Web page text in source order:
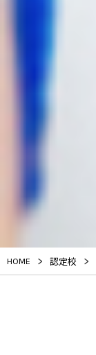
HOME > 認定校 >